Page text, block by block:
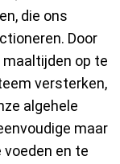
die ons
Door
op te
versterken,
algehele
maar
en te